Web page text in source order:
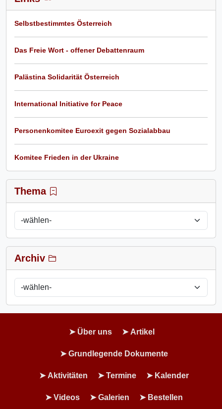
Selbstbestimmtes Österreich
Das Freie Wort - offener Debattenraum
Palästina Solidarität Österreich
International Initiative for Peace
Personenkomitee Euroexit gegen Sozialabbau
Komitee Frieden in der Ukraine
Thema
Archiv
Über uns Artikel
Grundlegende Dokumente
Aktivitäten Termine Kalender
Videos Galerien Bestellen